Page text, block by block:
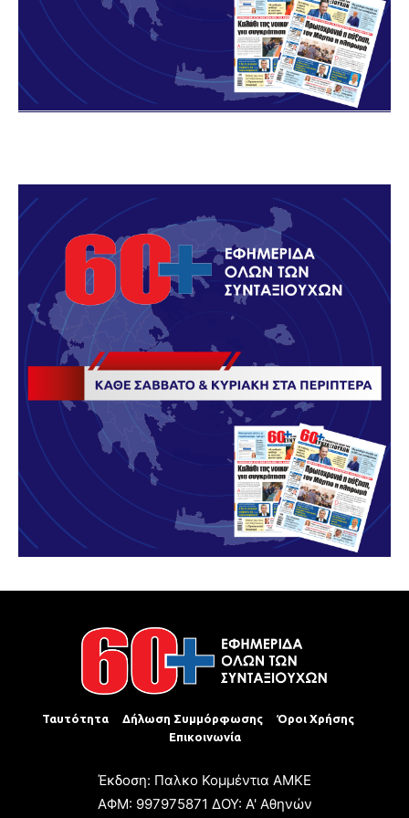
Ταυτότητα Δήλωση Συμμόρφωσης
Όροι Χρήσης
Επικοινωνία
Έκδοση: Παλκο Κομμέντια ΑΜΚΕ
ΑΦΜ: 997975871 ΔΟΥ: Α' Αθηνών